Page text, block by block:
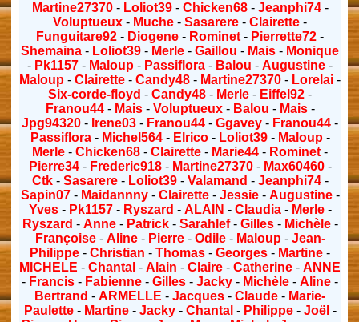
Martine27370- Loliot39- Chicken68- Jeanphi74-
Voluptueux - Muche -Sasarere -Clairette -
Funguitare92 - Diogene - Rominet - Pierrette72 -
Shemaina - Loliot39 - Merle -Gaillou - Mais - Monique
- Pk1157 - Maloup - Passiflora - Balou -Augustine -
Maloup -Clairette -Candy48 - Martine27370 - Lorelai -
Six-corde-floyd -Candy48 - Merle - Eiffel92 -
Franou44- Mais- Voluptueux- Balou - Mais-
Jpg94320 - Irene03 - Franou44 -Ggavey - Franou44 -
Passiflora- Michel564- Elrico- Loliot39- Maloup-
Merle -Chicken68 -Clairette - Marie44 - Rominet -
Pierre34- Frederic918- Martine27370- Max60460-
Ctk- Sasarere- Loliot39- Valamand - Jeanphi74-
Sapin07- Maidannny- Clairette- Jessie- Augustine-
Yves- Pk1157- Ryszard - ALAIN - Claudia- Merle-
Ryszard - Anne- Patrick- Sarahlef- Gilles- Michèle-
Françoise- Aline- Pierre- Odile- Maloup- Jean-
Philippe -Christian -Thomas -Georges - Martine -
MICHELE -Chantal -Alain -Claire -Catherine -ANNE
- Francis - Fabienne -Gilles -Jacky - Michèle -Aline -
Bertrand -ARMELLE -Jacques -Claude - Marie-
Paulette- Martine- Jacky- Chantal - Philippe- Joël -